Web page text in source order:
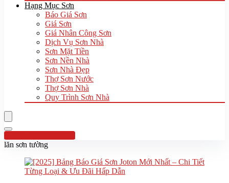
Hạng Mục Sơn
Báo Giá Sơn
Giá Sơn
Giá Nhân Công Sơn
Dịch Vụ Sơn Nhà
Sơn Mặt Tiền
Sơn Nền Nhà
Sơn Nhà Đẹp
Thợ Sơn Nước
Thợ Sơn Nhà
Quy Trình Sơn Nhà
Hotline:0961 894 472
lăn sơn tường